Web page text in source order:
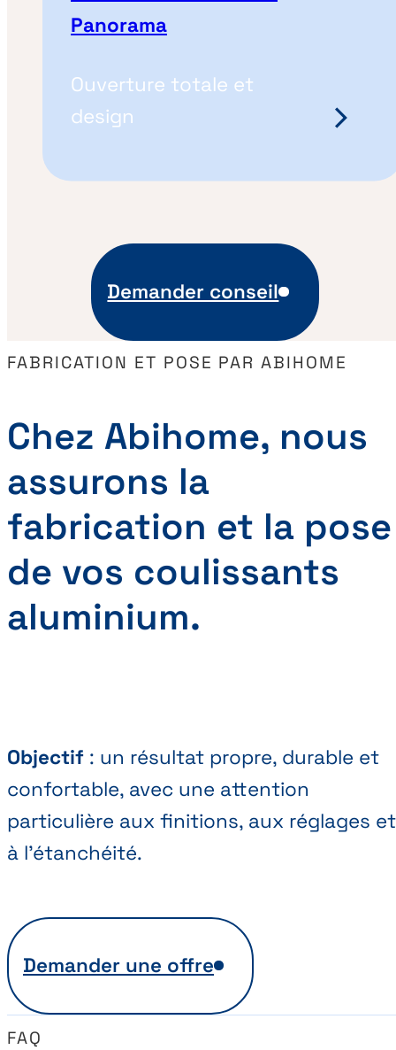
Panorama
Ouverture totale et
design
Demander conseil
FABRICATION ET POSE PAR ABIHOME
Chez Abihome, nous
assurons la
fabrication et la pose
de vos coulissants
aluminium.
Objectif : un résultat propre, durable et
confortable, avec une attention
particulière aux finitions, aux réglages et
à l’étanchéité.
Demander une offre
FAQ